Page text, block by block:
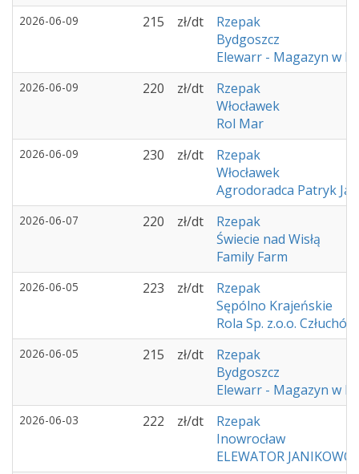
2026-06-09 215 zł/dt
Rzepak
Bydgoszcz
Elewarr - Magazyn w
2026-06-09 220 zł/dt
Rzepak
Włocławek
Rol Mar
2026-06-09 230 zł/dt
Rzepak
Włocławek
Agrodoradca Patryk
2026-06-07 220 zł/dt
Rzepak
Świecie nad Wisłą
Family Farm
2026-06-05 223 zł/dt
Rzepak
Sępólno Krajeńskie
Rola Sp. z.o.o. Człuchów
2026-06-05 215 zł/dt
Rzepak
Bydgoszcz
Elewarr - Magazyn w
2026-06-03 222 zł/dt
Rzepak
Inowrocław
ELEWATOR JANIKOWO